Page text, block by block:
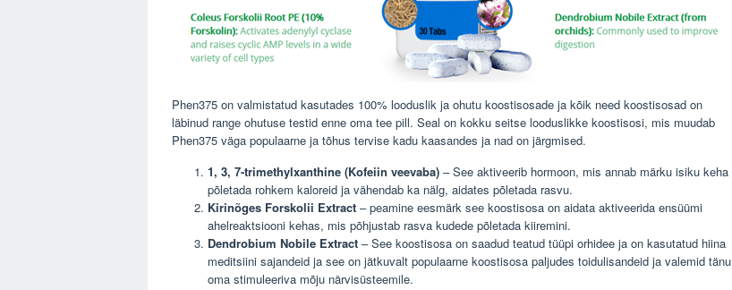
Phen375 on valmistatud kasutades 100% looduslik ja ohutu koostisosade ja kõik need koostisosad on
läbinud range ohutuse testid enne oma tee pill. Seal on kokku seitse looduslikke koostisosi, mis muudab
Phen375 väga populaarne ja tõhus tervise kadu kaasandes ja nad on järgmised.
1, 3, 7-trimethylxanthine (Kofeiin veevaba) – See aktiveerib hormoon, mis annab märku isiku keha
põletada rohkem kaloreid ja vähendab ka nälg, aidates põletada rasvu.
Kirinõges Forskolii Extract – peamine eesmärk see koostisosa on aidata aktiveerida ensüümi
ahelreaktsiooni kehas, mis põhjustab rasva kudede põletada kiiremini.
Dendrobium Nobile Extract – See koostisosa on saadud teatud tüüpi orhidee ja on kasutatud hiina
meditsiini sajandeid ja see on jätkuvalt populaarne koostisosa paljudes toidulisandeid ja valemid tänu
oma stimuleeriva mõju närvisüsteemile.